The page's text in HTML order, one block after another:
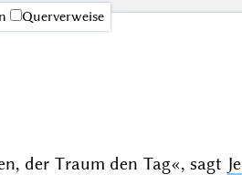
Querverweise
der Traum den Tag«, sagt